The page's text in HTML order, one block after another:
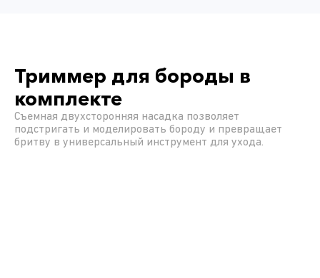
Триммер для бороды в
комплекте
Съемная двухсторонняя насадка позволяет
подстригать и моделировать бороду и превращает
бритву в универсальный инструмент для ухода.